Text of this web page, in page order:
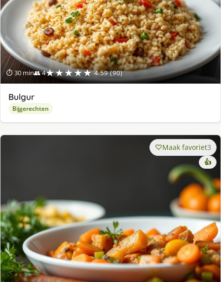
⏱ 30 min👥 4★★★★★ 4.59 (90)
Bulgur
Bijgerechten
Maak favoriet3
👍